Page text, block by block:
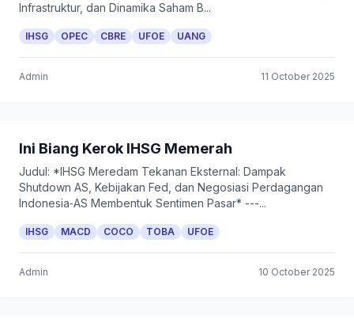
Infrastruktur, dan Dinamika Saham B...
IHSG OPEC CBRE UFOE UANG
Admin 11 October 2025
Ini Biang Kerok IHSG Memerah
Judul: *IHSG Meredam Tekanan Eksternal: Dampak
Shutdown AS, Kebijakan Fed, dan Negosiasi Perdagangan
Indonesia‑AS Membentuk Sentimen Pasar* ---...
IHSG MACD COCO TOBA UFOE
Admin 10 October 2025